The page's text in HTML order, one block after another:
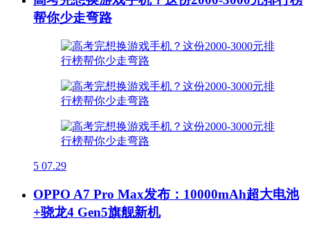
帮你少走弯路
5 07.29
OPPO A7 Pro Max发布：10000mAh超大电池
+骁龙4 Gen5旗舰新机